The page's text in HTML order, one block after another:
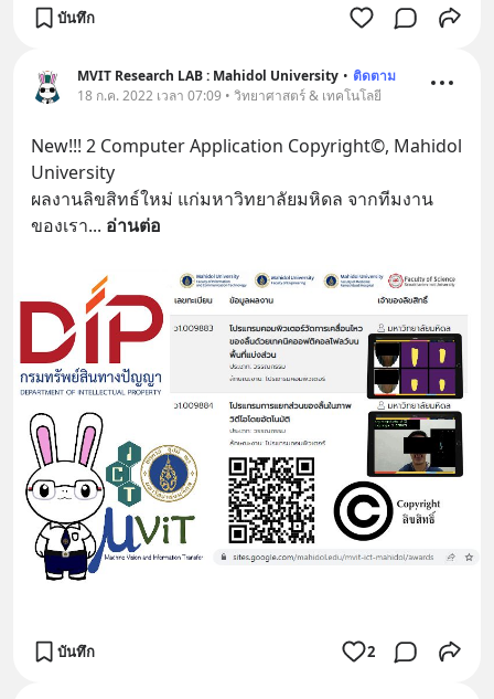
บันทึก
MVIT Research LAB : Mahidol University • ติดตาม
18 ก.ค. 2022 เวลา 07:09 • วิทยาศาสตร์ & เทคโนโลยี
New!!! 2 Computer Application Copyright©️, Mahidol
University
ผลงานลิขสิทธ์ใหม่ แก่มหาวิทยาลัยมหิดล จากทีมงาน
ของเรา... อ่านต่อ
บันทึก 2